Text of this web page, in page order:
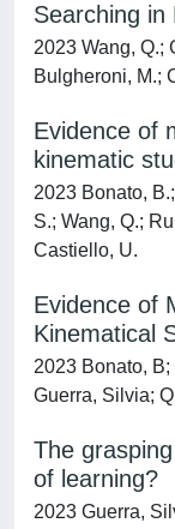
Searching in
2023 Wang, Q.;
Bulgheroni, M.;
Evidence of
kinematic
2023 Bonato,
S.; Wang, Q.;
Castiello, U.
Evidence of
Kinematical
2023 Bonato,
Guerra, Silvia;
The
of learning?
2023 Guerra,